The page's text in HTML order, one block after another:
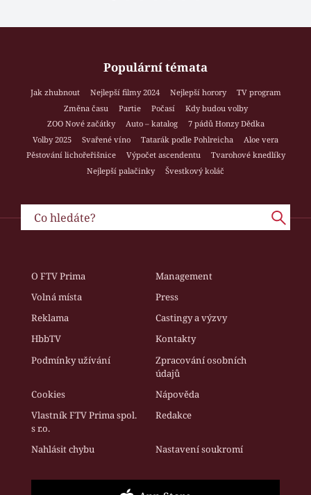
Populární témata
Jak zhubnout Nejlepší filmy 2024 Nejlepší horory
TV program
Změna času
Partie Počasí
Kdy budou volby
ZOO Nové začátky
Auto – katalog
7 pádů Honzy Dědka
Volby 2025
Svařené víno Tatarák podle Pohlreicha
Aloe vera
Pěstování lichořeřišnice
Výpočet ascendentu
Tvarohové knedlíky
Nejlepší palačinky
Švestkový koláč
O FTV Prima
Management
Volná místa
Press
Reklama
Castingy a výzvy
HbbTV
Kontakty
Podmínky užívání
Zpracování osobních
údajů
Cookies
Nápověda
Vlastník FTV Prima spol.
s r.o.
Redakce
Nahlásit chybu Nastavení soukromí